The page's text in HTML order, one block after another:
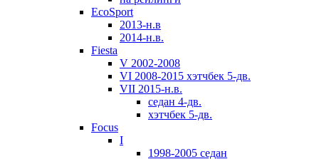
EcoSport
2013-н.в
2014-н.в.
Fiesta
V 2002-2008
VI 2008-2015 хэтчбек 5-дв.
VII 2015-н.в.
седан 4-дв.
хэтчбек 5-дв.
Focus
I
1998-2005 седан